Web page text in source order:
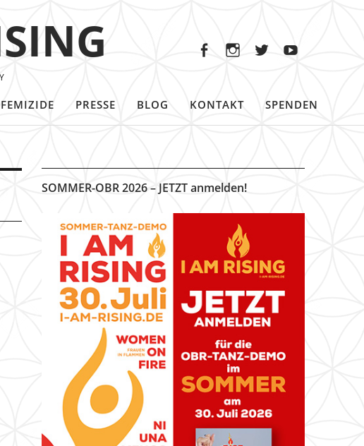
FEMIZIDE PRESSE BLOG KONTAKT SPENDEN
SOMMER-OBR 2026 – JETZT anmelden!